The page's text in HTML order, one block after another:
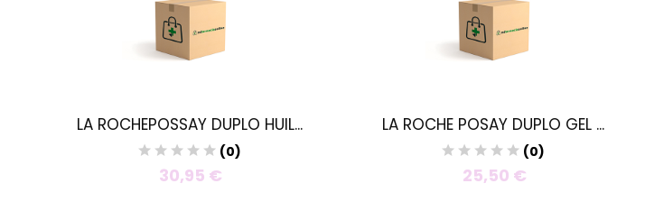
LA ROCHEPOSSAY DUPLO HUIL...
(0)
30,95 €
LA ROCHE POSAY DUPLO GEL ...
(0)
25,50 €